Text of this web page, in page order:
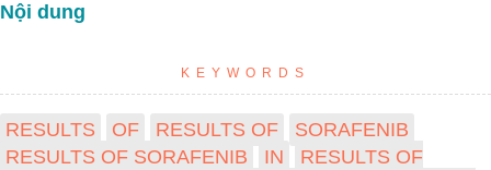
Nội dung
KEYWORDS
RESULTS OF RESULTS OF
SORAFENIB
RESULTS OF SORAFENIB
IN
RESULTS OF